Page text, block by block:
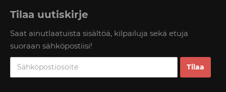
Tilaa uutiskirje
Saat ainutlaatuista sisältöä, kilpailuja sekä etuja
suoraan sähköpostiisi!